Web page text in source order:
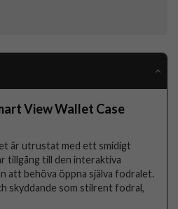
View Wallet Case
är utrustat med ett smidigt
tillgång till den interaktiva
att behöva öppna själva fodralet.
skyddande som stilrent fodral,